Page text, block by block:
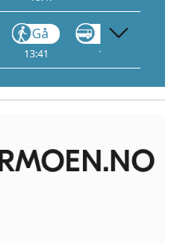
Gå
13:41
VY170
14:07